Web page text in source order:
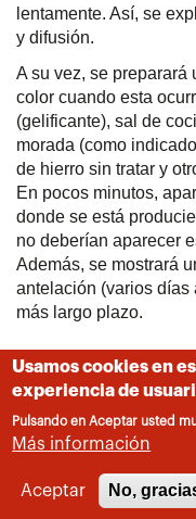
lentamente. Así, se
y difusión.
A su vez, se preparará
color cuando esta
(gelificante), sal de
morada (como
de hierro sin tratar y
En pocos minutos,
donde se está
no deberían aparecer
Además, se mostrará
antelación (varios días
más largo plazo.
Día 20Vie mañana
Número de stand
Usamos cookies en
experiencia de
Pulsando en Aceptar usted
Más información
Aceptar No,